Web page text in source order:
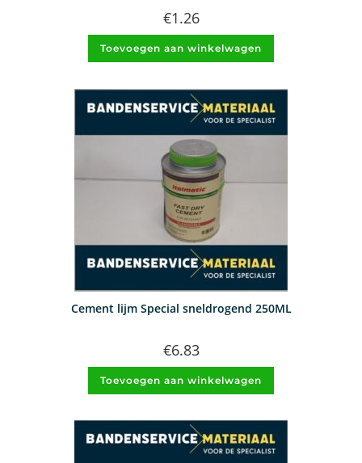
€1.26
Toevoegen aan winkelwagen
Cement lijm Special sneldrogend 250ML
€6.83
Toevoegen aan winkelwagen